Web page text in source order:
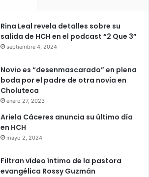
Rina Leal revela detalles sobre su
salida de HCH en el podcast “2 Que 3”
septiembre 4, 2024
Novio es “desenmascarado” en plena
boda por el padre de otra novia en
Choluteca
enero 27, 2023
Ariela Cáceres anuncia su último día
en HCH
mayo 2, 2024
Filtran vídeo íntimo de la pastora
evangélica Rossy Guzmán